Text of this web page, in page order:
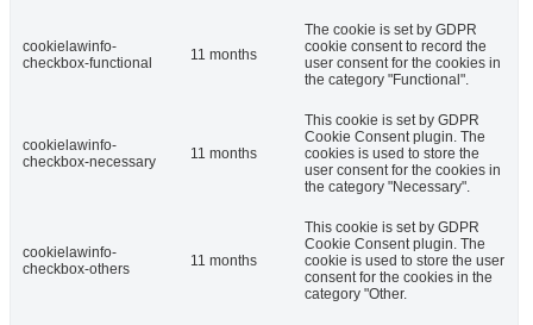
cookielawinfo-
checkbox-functional
11 months
The cookie is set by GDPR
cookie consent to record the
user consent for the cookies in
the category "Functional".
cookielawinfo-
checkbox-necessary
11 months
This cookie is set by GDPR
Cookie Consent plugin. The
cookies is used to store the
user consent for the cookies in
the category "Necessary".
cookielawinfo-
checkbox-others
11 months
This cookie is set by GDPR
Cookie Consent plugin. The
cookie is used to store the user
consent for the cookies in the
category "Other.